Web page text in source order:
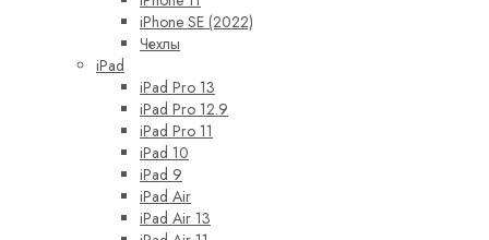
iPhone SE (2022)
Чехлы
iPad
iPad Pro 13
iPad Pro 12.9
iPad Pro 11
iPad 10
iPad 9
iPad Air
iPad Air 13